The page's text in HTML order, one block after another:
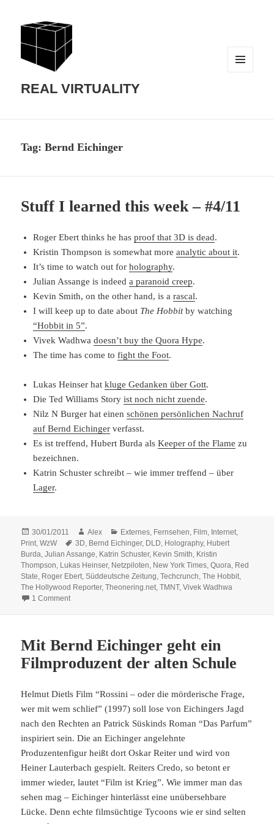
REAL VIRTUALITY
Tag:Bernd Eichinger
Stuff I learned this week – #4/11
Roger Ebert thinks he hasproof that 3D is dead.
Kristin Thompson is somewhat moreanalytic about it.
It’s time to watch out forholography.
Julian Assange is indeeda paranoid creep.
Kevin Smith, on the other hand, is arascal.
I will keep up to date about The Hobbitby watching
“Hobbit in 5”.
Vivek Wadhwadoesn’t buy the Quora Hype.
The time has come tofight the Foot.
Lukas Heinser hatkluge Gedanken über Gott.
Die Ted Williams Storyist noch nicht zuende.
Nilz N Burger hat einenschönen persönlichen Nachruf
auf Bernd Eichinger verfasst.
Es ist treffend, Hubert Burda alsKeeper of the Flame zu
bezeichnen.
Katrin Schuster schreibt – wie immer treffend – über
Lager.
Posted
on
30/01/2011 Author
Alex Categories
Externes, Fernsehen, Film, Internet,
Print,WzW Tags
3D, Bernd Eichinger, DLD, Holography, Hubert
Burda,Julian Assange, Katrin Schuster, Kevin Smith, Kristin
Thompson, Lukas Heinser, Netzpiloten, New York Times,Quora, Red
State, Roger Ebert,Süddeutsche Zeitung,Techcrunch,The Hobbit,
The Hollywood Reporter,Theonering.net,TMNT,Vivek Wadhwa
1 Commenton Stuff I learned this week – #4/11
Mit Bernd Eichinger geht ein
Filmproduzent der alten Schule
Helmut Dietls Film “Rossini – oder die mörderische Frage,
wer mit wem schlief” (1997) soll lose von Eichingers Jagd
nach den Rechten an Patrick Süskinds Roman “Das Parfum”
inspiriert sein. Die an Eichinger angelehnte
Produzentenfigur heißt dort Oskar Reiter und wird von
Heiner Lauterbach gespielt. Reiters Credo, so betont er
immer wieder, lautet “Film ist Krieg”. Wie immer man das
sehen mag – Eichinger hinterlässt eine unübersehbare
Lücke. Denn echte filmsüchtige Tycoons wie er sind selten